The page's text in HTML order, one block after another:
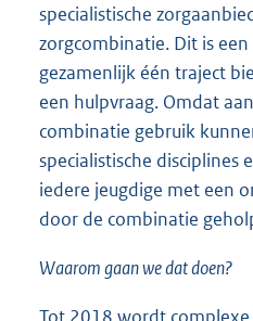
specialistische
zorgcombinatie. Dit is
gezamenlijk één traject
een hulpvraag. Omdat
combinatie gebruik
specialistische disciplines
iedere jeugdige met een
door de combinatie
Waarom gaan we dat doen?